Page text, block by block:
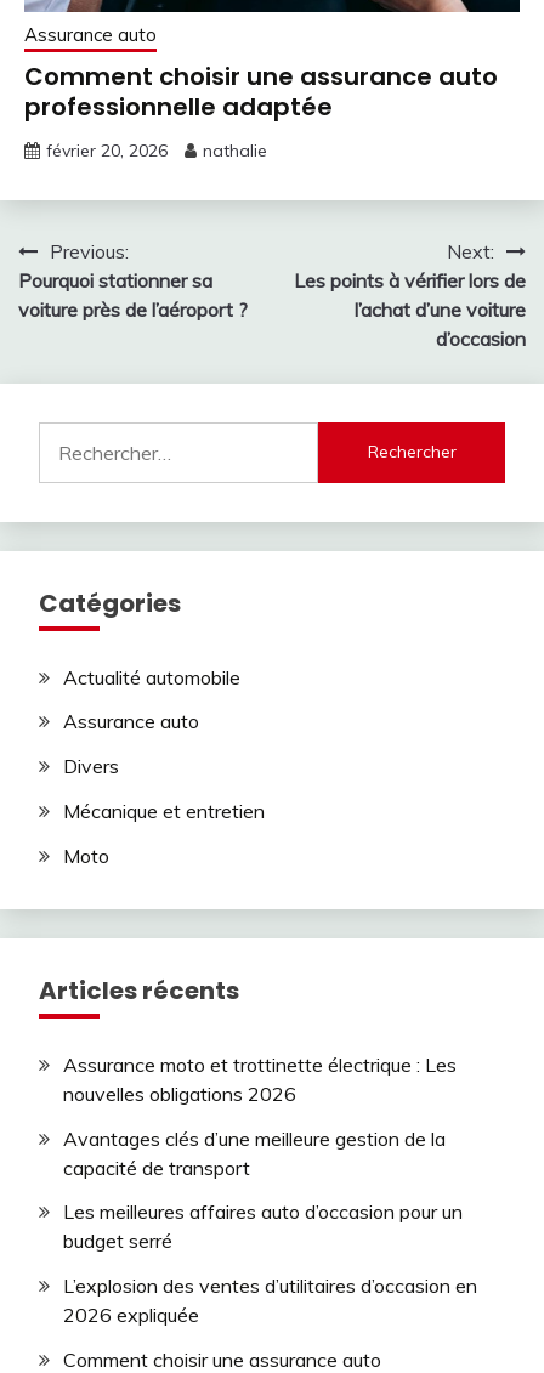
Assurance auto
Comment choisir une assurance auto
professionnelle adaptée
février 20, 2026 nathalie
Navigation
de
Previous:
Pourquoi stationner sa
voiture près de l’aéroport ?
Next:
Les points à vérifier lors de
l’achat d’une voiture
d’occasion
Catégories
Actualité automobile
Assurance auto
Divers
Mécanique et entretien
Moto
Articles récents
Assurance moto et trottinette électrique : Les
nouvelles obligations 2026
Avantages clés d’une meilleure gestion de la
capacité de transport
Les meilleures affaires auto d’occasion pour un
budget serré
L’explosion des ventes d’utilitaires d’occasion en
2026 expliquée
Comment choisir une assurance auto